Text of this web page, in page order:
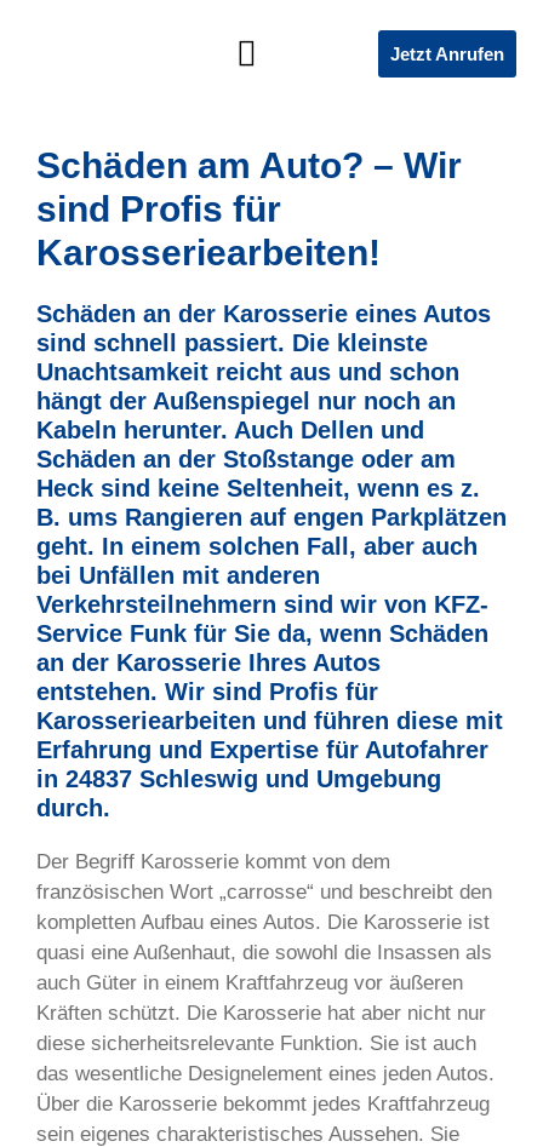
Jetzt Anrufen
Schäden am Auto? – Wir
sind Profis für
Karosseriearbeiten!
Schäden an der Karosserie eines Autos
sind schnell passiert. Die kleinste
Unachtsamkeit reicht aus und schon
hängt der Außenspiegel nur noch an
Kabeln herunter. Auch Dellen und
Schäden an der Stoßstange oder am
Heck sind keine Seltenheit, wenn es z.
B. ums Rangieren auf engen Parkplätzen
geht. In einem solchen Fall, aber auch
bei Unfällen mit anderen
Verkehrsteilnehmern sind wir von KFZ-
Service Funk für Sie da, wenn Schäden
an der Karosserie Ihres Autos
entstehen. Wir sind Profis für
Karosseriearbeiten und führen diese mit
Erfahrung und Expertise für Autofahrer
in 24837 Schleswig und Umgebung
durch.
Der Begriff Karosserie kommt von dem
französischen Wort „carrosse“ und beschreibt den
kompletten Aufbau eines Autos. Die Karosserie ist
quasi eine Außenhaut, die sowohl die Insassen als
auch Güter in einem Kraftfahrzeug vor äußeren
Kräften schützt. Die Karosserie hat aber nicht nur
diese sicherheitsrelevante Funktion. Sie ist auch
das wesentliche Designelement eines jeden Autos.
Über die Karosserie bekommt jedes Kraftfahrzeug
sein eigenes charakteristisches Aussehen. Sie